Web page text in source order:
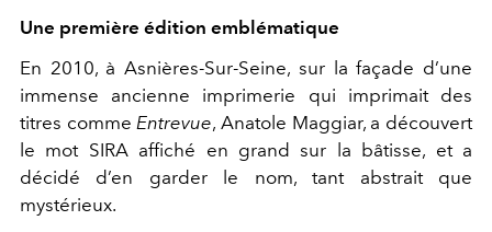
Une première édition emblématique
En 2010, à Asnières-Sur-Seine, sur la façade d’une
immense ancienne imprimerie qui imprimait des
titres comme Entrevue, Anatole Maggiar, a découvert
le mot SIRA affiché en grand sur la bâtisse, et a
décidé d’en garder le nom, tant abstrait que
mystérieux.